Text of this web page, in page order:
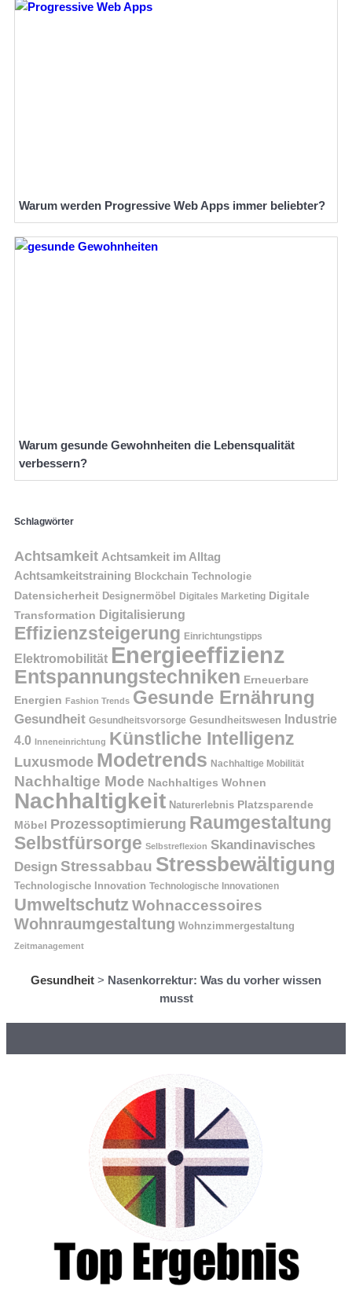
Warum werden Progressive Web Apps immer beliebter?
Warum gesunde Gewohnheiten die Lebensqualität
verbessern?
Schlagwörter
Achtsamkeit Achtsamkeit im Alltag
Achtsamkeitstraining Blockchain Technologie
Datensicherheit Designermöbel Digitales Marketing Digitale
Transformation Digitalisierung
Effizienzsteigerung Einrichtungstipps
Elektromobilität Energieeffizienz
Entspannungstechniken Erneuerbare
Energien Fashion Trends Gesunde Ernährung
Gesundheit Gesundheitsvorsorge Gesundheitswesen Industrie
4.0 Inneneinrichtung Künstliche Intelligenz
Luxusmode Modetrends Nachhaltige Mobilität
Nachhaltige Mode Nachhaltiges Wohnen
Nachhaltigkeit Naturerlebnis Platzsparende
Möbel
Prozessoptimierung Raumgestaltung
Selbstfürsorge Selbstreflexion Skandinavisches
Design Stressabbau Stressbewältigung
Technologische Innovation Technologische Innovationen
Umweltschutz Wohnaccessoires
Wohnraumgestaltung Wohnzimmergestaltung
Zeitmanagement
Gesundheit > Nasenkorrektur: Was du vorher wissen
musst